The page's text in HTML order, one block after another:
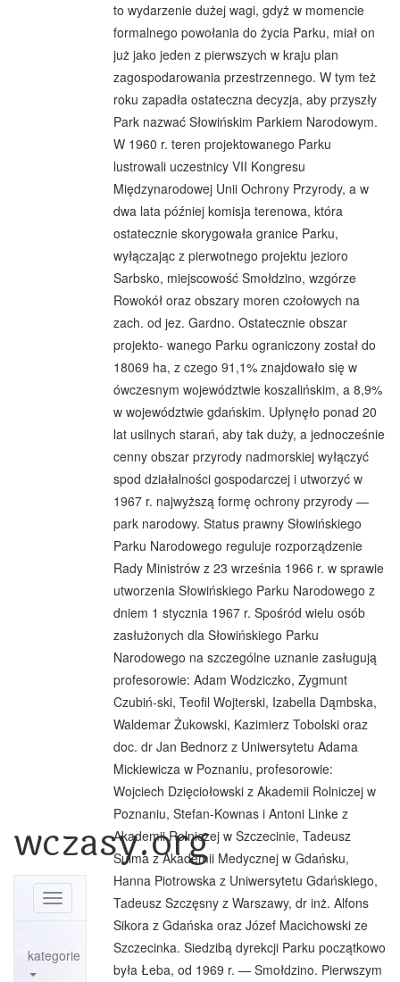
wczasy.org
Toggle
navigation
kategorie
to wydarzenie dużej wagi, gdyż w momencie
formalnego powołania do życia Parku, miał on
już jako jeden z pierwszych w kraju plan
zagospodarowania przestrzennego. W tym też
roku zapadła ostateczna decyzja, aby przyszły
Park nazwać Słowińskim Parkiem Narodowym.
W 1960 r. teren projektowanego Parku
lustrowali uczestnicy VII Kongresu
Międzynarodowej Unii Ochrony Przyrody, a w
dwa lata później komisja terenowa, która
ostatecznie skorygowała granice Parku,
wyłączając z pierwotnego projektu jezioro
Sarbsko, miejscowość Smołdzino, wzgórze
Rowokół oraz obszary moren czołowych na
zach. od jez. Gardno. Ostatecznie obszar
projekto- wanego Parku ograniczony został do
18069 ha, z czego 91,1% znajdowało się w
ówczesnym województwie koszalińskim, a 8,9%
w województwie gdańskim. Upłynęło ponad 20
lat usilnych starań, aby tak duży, a jednocześnie
cenny obszar przyrody nadmorskiej wyłączyć
spod działalności gospodarczej i utworzyć w
1967 r. najwyższą formę ochrony przyrody —
park narodowy. Status prawny Słowińskiego
Parku Narodowego reguluje rozporządzenie
Rady Ministrów z 23 września 1966 r. w sprawie
utworzenia Słowińskiego Parku Narodowego z
dniem 1 stycznia 1967 r. Spośród wielu osób
zasłużonych dla Słowińskiego Parku
Narodowego na szczególne uznanie zasługują
profesorowie: Adam Wodziczko, Zygmunt
Czubiń-ski, Teofil Wojterski, Izabella Dąmbska,
Waldemar Żukowski, Kazimierz Tobolski oraz
doc. dr Jan Bednorz z Uniwersytetu Adama
Mickiewicza w Poznaniu, profesorowie:
Wojciech Dzięciołowski z Akademii Rolniczej w
Poznaniu, Stefan-Kownas i Antoni Linke z
Akademii Rolniczej w Szczecinie, Tadeusz
Sulma z Akademii Medycznej w Gdańsku,
Hanna Piotrowska z Uniwersytetu Gdańskiego,
Tadeusz Szczęsny z Warszawy, dr inż. Alfons
Sikora z Gdańska oraz Józef Macichowski ze
Szczecinka. Siedzibą dyrekcji Parku początkowo
była Łeba, od 1969 r. — Smołdzino. Pierwszym